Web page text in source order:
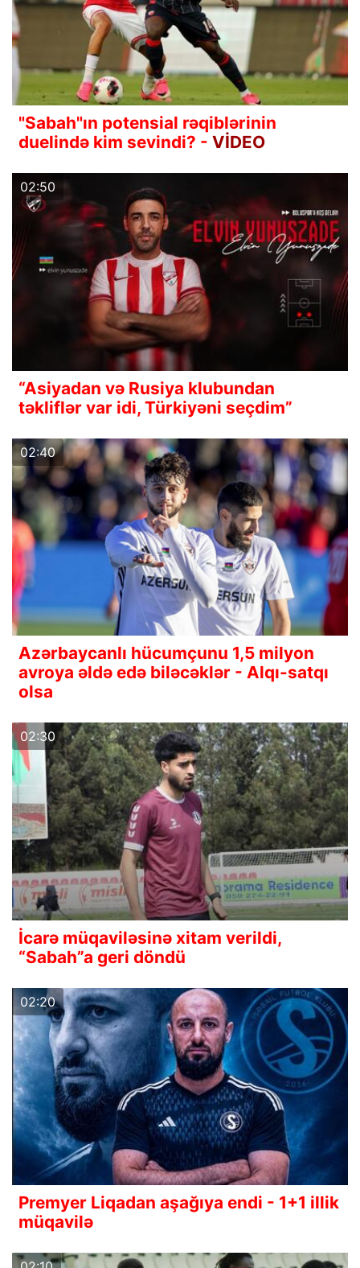
"Sabah"ın potensial rəqiblərinin
duelində kim sevindi? - VİDEO
02:50
“Asiyadan və Rusiya klubundan
təkliflər var idi, Türkiyəni seçdim”
02:40
Azərbaycanlı hücumçunu 1,5 milyon
avroya əldə edə biləcəklər - Alqı-satqı
olsa
02:30
İcarə müqaviləsinə xitam verildi,
“Sabah”a geri döndü
02:20
Premyer Liqadan aşağıya endi - 1+1 illik
müqavilə